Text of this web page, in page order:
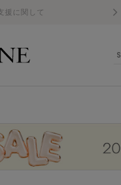
援に関して